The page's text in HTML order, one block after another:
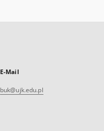
E-Mail
buk@ujk.edu.pl